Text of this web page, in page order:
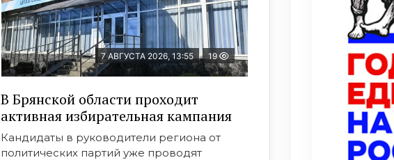
7 АВГУСТА 2026, 13:55 19
В Брянской области проходит
активная избирательная кампания
Кандидаты в руководители региона от
политических партий уже проводят